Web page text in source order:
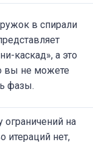
в спирали
каскад», а это
вы не можете
фазы.
ограничений на
итераций нет,